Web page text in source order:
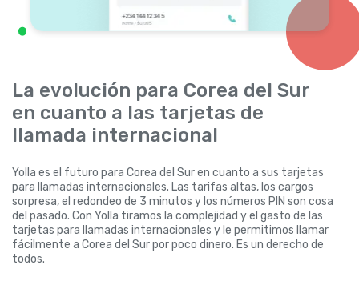
La evolución para Corea del Sur
en cuanto a las tarjetas de
llamada internacional
Yolla es el futuro para Corea del Sur en cuanto a sus tarjetas
para llamadas internacionales. Las tarifas altas, los cargos
sorpresa, el redondeo de 3 minutos y los números PIN son cosa
del pasado. Con Yolla tiramos la complejidad y el gasto de las
tarjetas para llamadas internacionales y le permitimos llamar
fácilmente a Corea del Sur por poco dinero. Es un derecho de
todos.